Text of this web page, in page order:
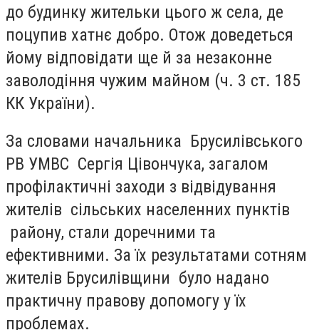
до будинку жительки цього ж села, де
поцупив хатнє добро. Отож доведеться
йому відповідати ще й за незаконне
заволодіння чужим майном (ч. 3 ст. 185
КК України).
За словами начальника Брусилівського
РВ УМВС Сергія Цівончука, загалом
профілактичні заходи з відвідування
жителів сільських населенних пунктів
району, стали доречними та
ефективними. За їх результатами сотням
жителів Брусилівщини було надано
практичну правову допомогу у їх
проблемах.